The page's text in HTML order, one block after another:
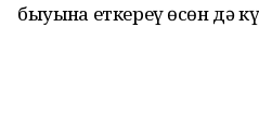
быуынға еткереү өсөн дә